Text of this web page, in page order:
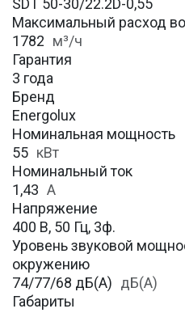
SDT 50-30/22.2D-0,55
Максимальный расход
1782 м³/ч
Гарантия
3 года
Бренд
Energolux
Номинальная мощность
55 кВт
Номинальный ток
1,43 А
Напряжение
400 В, 50 Гц, 3ф.
Уровень звуковой
окружению
74/77/68 дБ(А) дБ(А)
Габариты